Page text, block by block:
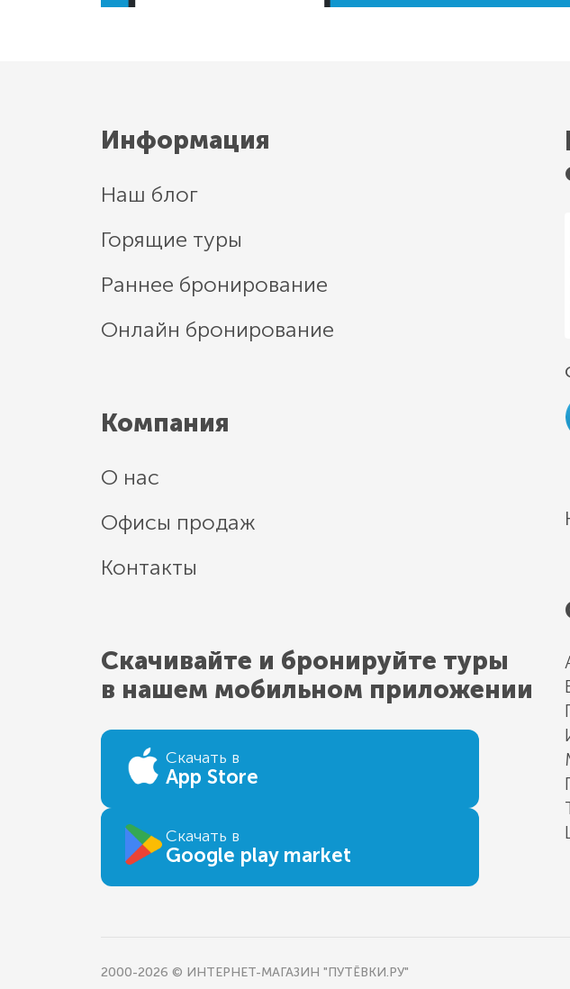
Информация
Наш блог
Горящие туры
Раннее бронирование
Онлайн бронирование
Компания
О нас
Офисы продаж
Контакты
Скачивайте и бронируйте туры
в нашем мобильном приложении
Скачать в
App Store
Скачать в
Google play market
2000-2026 © ИНТЕРНЕТ-МАГАЗИН "ПУТЁВКИ.РУ"